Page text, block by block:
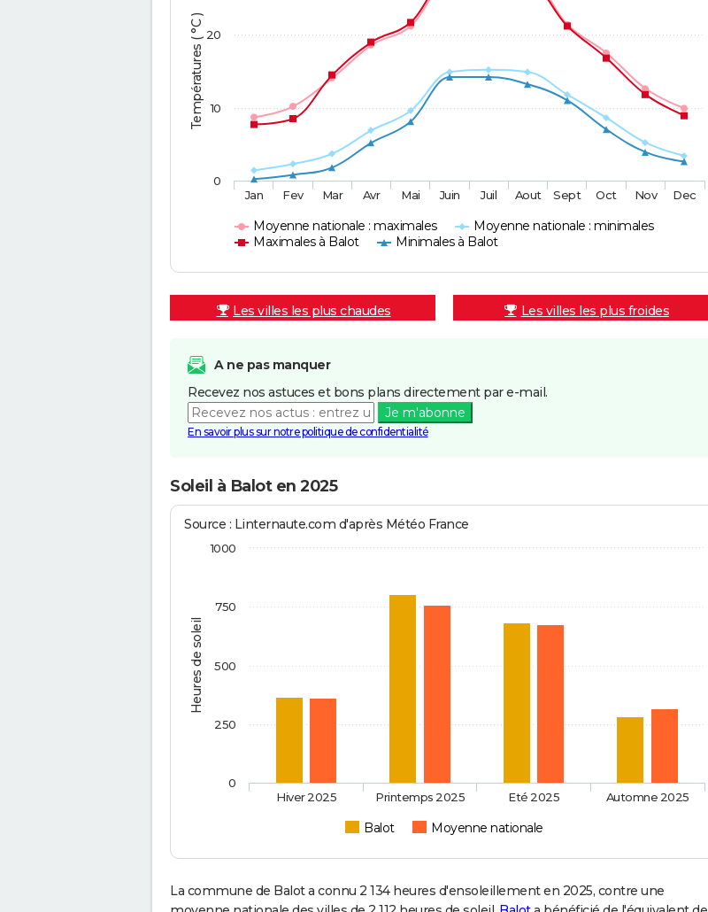
Températures ( °C )
Moyenne nationale : maximales
Moyenne nationale : minimales
Maximales à Balot
Minimales à Balot
Jan Fev Mar Avr Mai Juin Juil Aout Sept Oct Nov Dec
0
10
20
Les villes les plus chaudes Les villes les plus froides
A ne pas manquer
Recevez nos astuces et bons plans directement par e-mail.
Je m'abonne
En savoir plus sur notre politique de confidentialité
Soleil à Balot en 2025
Heures de soleil
Source : Linternaute.com d'après Météo France
Balot Moyenne nationale
Hiver 2025 Printemps 2025 Eté 2025 Automne 2025
0
250
500
750
1000
La commune de Balot a connu 2 134 heures d'ensoleillement en 2025, contre une